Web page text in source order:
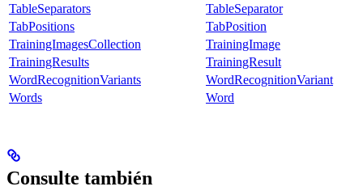
TableSeparators
TableSeparator
TabPositions
TabPosition
TrainingImagesCollection
TrainingImage
TrainingResults
TrainingResult
WordRecognitionVariants
WordRecognitionVariant
Words
Word
Consulte también